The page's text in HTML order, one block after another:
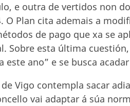
e outra de vertidos non
Plan cita ademais a
de pago que xa se
Sobre esta última
ano” e se busca
Vigo contempla sacar
vai adaptar á súa